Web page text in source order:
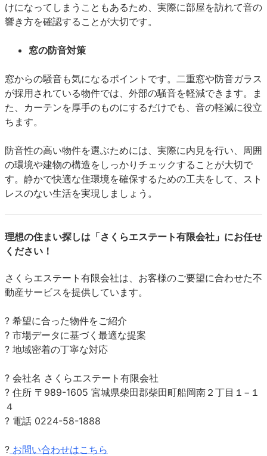
けになってしまうこともあるため、実際に部屋を訪れて音の
響き方を確認することが大切です。
窓の防音対策
窓からの騒音も気になるポイントです。二重窓や防音ガラス
が採用されている物件では、外部の騒音を軽減できます。ま
た、カーテンを厚手のものにするだけでも、音の軽減に役立
ちます。
防音性の高い物件を選ぶためには、実際に内見を行い、周囲
の環境や建物の構造をしっかりチェックすることが大切で
す。静かで快適な住環境を確保するための工夫をして、スト
レスのない生活を実現しましょう。
理想の住まい探しは「さくらエステート有限会社」にお任せ
ください！
さくらエステート有限会社は、お客様のご要望に合わせた不
動産サービスを提供しています。
? 希望に合った物件をご紹介
? 市場データに基づく最適な提案
? 地域密着の丁寧な対応
? 会社名 さくらエステート有限会社
? 住所 〒989-1605 宮城県柴田郡柴田町船岡南２丁目１−１
４
? 電話 0224-58-1888
? お問い合わせはこちら